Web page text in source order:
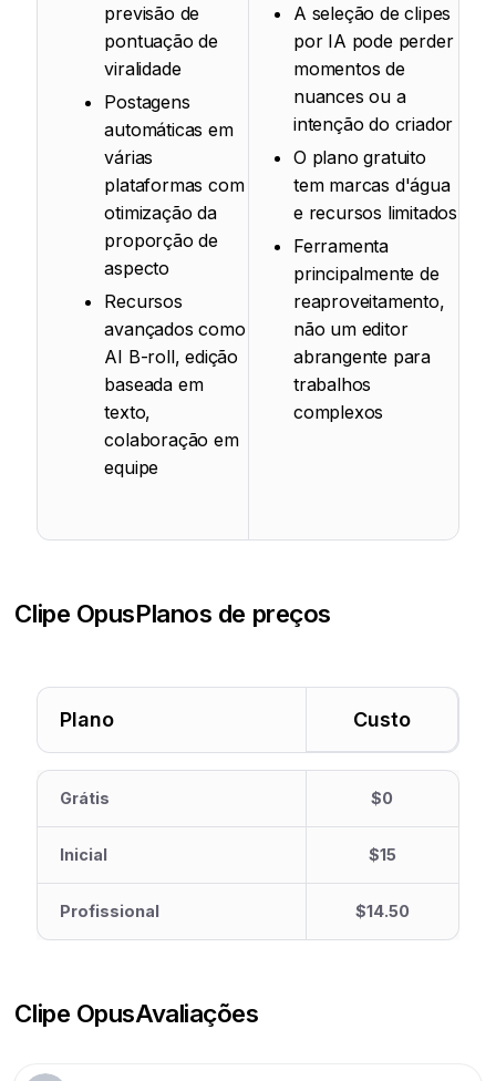
previsão de
pontuação de
viralidade
Postagens
automáticas em
várias
plataformas com
otimização da
proporção de
aspecto
Recursos
avançados como
AI B-roll, edição
baseada em
texto,
colaboração em
equipe
A seleção de clipes
por IA pode perder
momentos de
nuances ou a
intenção do criador
O plano gratuito
tem marcas d'água
e recursos limitados
Ferramenta
principalmente de
reaproveitamento,
não um editor
abrangente para
trabalhos
complexos
Clipe OpusPlanos de preços
Plano Custo
Grátis $0
Inicial $15
Profissional $14.50
Clipe OpusAvaliações